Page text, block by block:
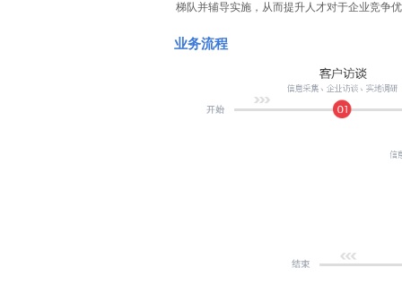
梯队并辅导实施，从而提升人才对于企业竞争
业务流程